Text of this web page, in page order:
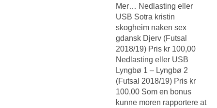
Mer… Nedlasting eller
USB Sotra kristin
skogheim naken sex
gdansk Djerv (Futsal
2018/19) Pris kr 100,00
Nedlasting eller USB
Lyngbø 1 – Lyngbø 2
(Futsal 2018/19) Pris kr
100,00 Som en bonus
kunne moren rapportere at